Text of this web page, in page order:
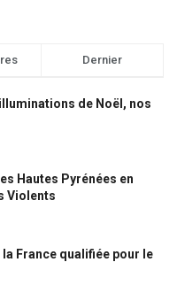
Dernier
de Noël, nos
Hautes Pyrénées en
Violents
la France qualifiée pour le